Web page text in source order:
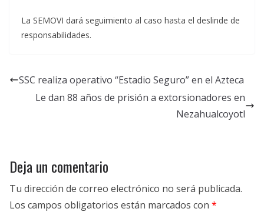
La SEMOVI dará seguimiento al caso hasta el deslinde de
responsabilidades.
SSC realiza operativo “Estadio Seguro” en el Azteca
Le dan 88 años de prisión a extorsionadores en
Nezahualcoyotl
Deja un comentario
Tu dirección de correo electrónico no será publicada.
Los campos obligatorios están marcados con *